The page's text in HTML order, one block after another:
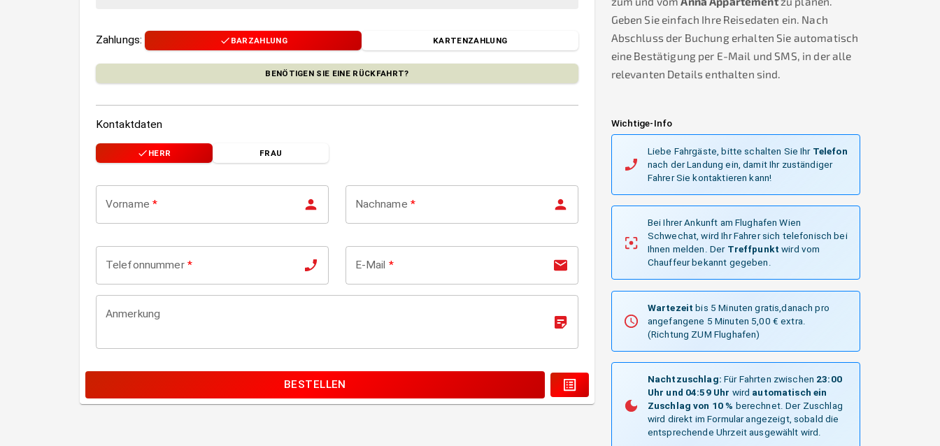
Zahlungs: BARZAHLUNG KARTENZAHLUNG
BENÖTIGEN SIE EINE RÜCKFAHRT?
Kontaktdaten
HERR FRAU
Vorname * Nachname *
Telefonnummer * E-Mail *
Anmerkung
BESTELLEN
Geben Sie einfach Ihre Reisedaten ein. Nach
Abschluss der Buchung erhalten Sie automatisch
eine Bestätigung per E-Mail und SMS, in der alle
relevanten Details enthalten sind.
Wichtige-Info
Liebe Fahrgäste, bitte schalten Sie Ihr Telefon
nach der Landung ein, damit Ihr zuständiger
Fahrer Sie kontaktieren kann!
Bei Ihrer Ankunft am Flughafen Wien
Schwechat, wird Ihr Fahrer sich telefonisch bei
Ihnen melden. Der Treffpunkt wird vom
Chauffeur bekannt gegeben.
Wartezeit bis 5 Minuten gratis,danach pro
angefangene 5 Minuten 5,00 € extra.
(Richtung ZUM Flughafen)
Nachtzuschlag: Für Fahrten zwischen 23:00
Uhr und 04:59 Uhr wird automatisch ein
Zuschlag von 10 % berechnet. Der Zuschlag
wird direkt im Formular angezeigt, sobald die
entsprechende Uhrzeit ausgewählt wird.